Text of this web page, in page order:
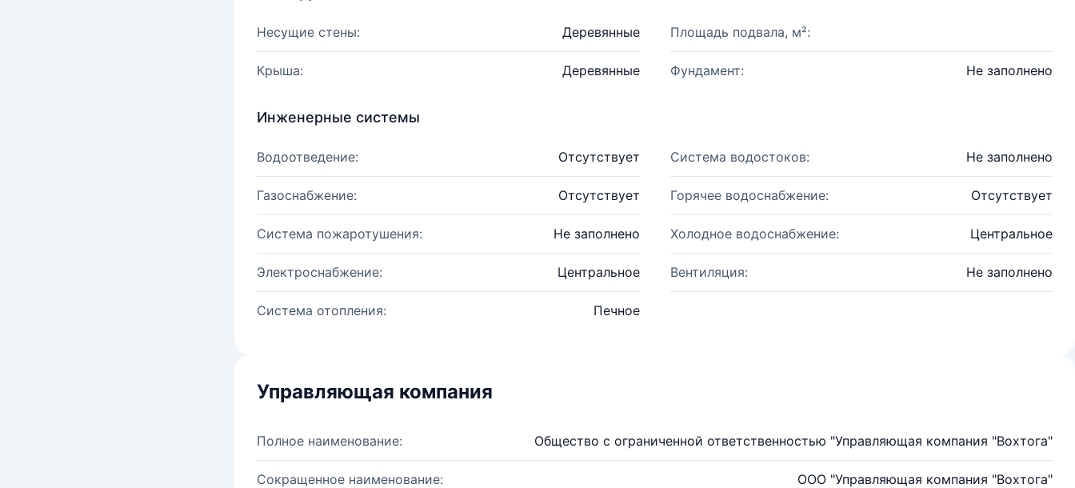
Несущие стены: Деревянные Площадь подвала, м²:
Крыша: Деревянные Фундамент: Не заполнено
Инженерные системы
Водоотведение: Отсутствует Система водостоков: Не заполнено
Газоснабжение: Отсутствует Горячее водоснабжение: Отсутствует
Система пожаротушения: Не заполнено Холодное водоснабжение: Центральное
Электроснабжение: Центральное Вентиляция: Не заполнено
Система отопления: Печное
Управляющая компания
Полное наименование: Общество с ограниченной ответственностью "Управляющая компания "Вохтога"
Сокращенное наименование: ООО "Управляющая компания "Вохтога"